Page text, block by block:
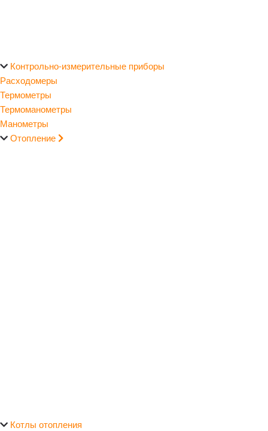
Контрольно-измерительные приборы
Расходомеры
Термометры
Термоманометры
Манометры
Отопление
Котлы отопления